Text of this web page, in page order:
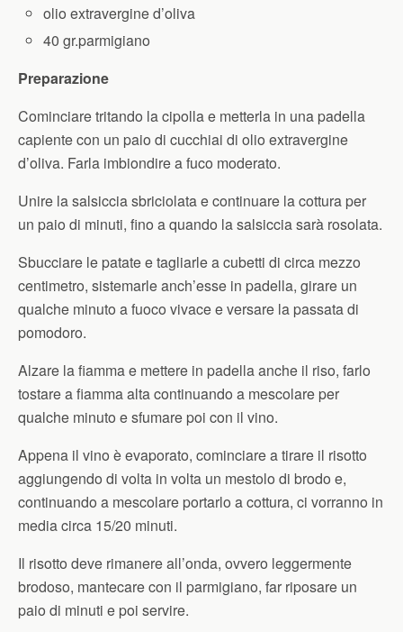
olio extravergine d’oliva
40 gr.parmigiano
Preparazione
Cominciare tritando la cipolla e metterla in una padella
capiente con un paio di cucchiai di olio extravergine
d’oliva. Farla imbiondire a fuco moderato.
Unire la salsiccia sbriciolata e continuare la cottura per
un paio di minuti, fino a quando la salsiccia sarà rosolata.
Sbucciare le patate e tagliarle a cubetti di circa mezzo
centimetro, sistemarle anch’esse in padella, girare un
qualche minuto a fuoco vivace e versare la passata di
pomodoro.
Alzare la fiamma e mettere in padella anche il riso, farlo
tostare a fiamma alta continuando a mescolare per
qualche minuto e sfumare poi con il vino.
Appena il vino è evaporato, cominciare a tirare il risotto
aggiungendo di volta in volta un mestolo di brodo e,
continuando a mescolare portarlo a cottura, ci vorranno in
media circa 15/20 minuti.
Il risotto deve rimanere all’onda, ovvero leggermente
brodoso, mantecare con il parmigiano, far riposare un
paio di minuti e poi servire.